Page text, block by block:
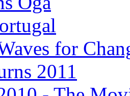
for
2011